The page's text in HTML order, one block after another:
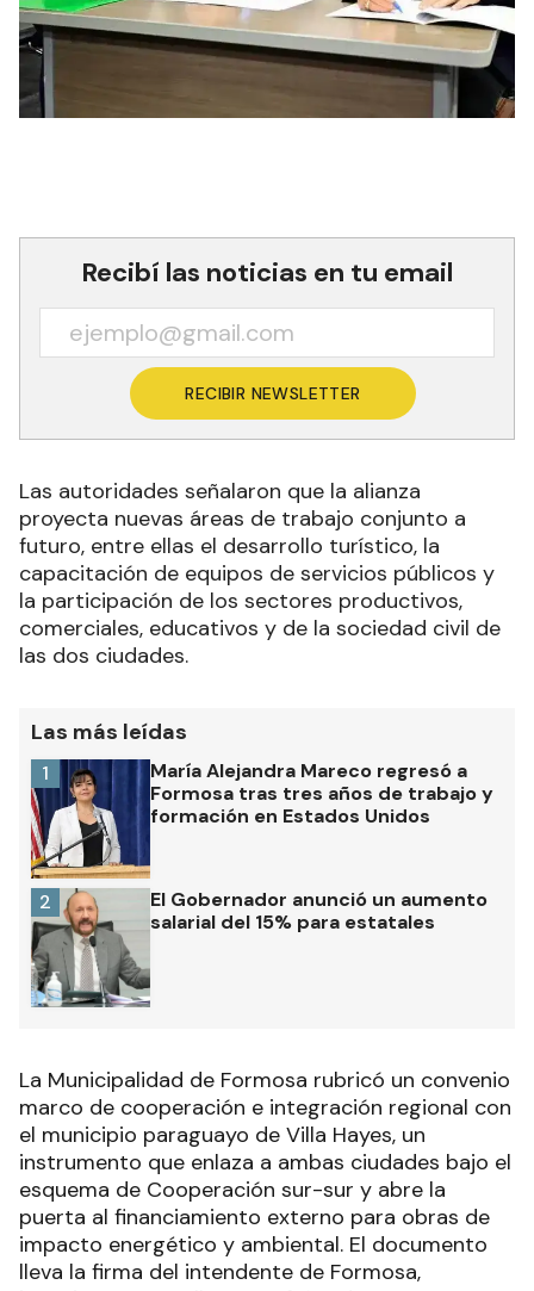
Recibí las noticias en tu email
RECIBIR NEWSLETTER
Las autoridades señalaron que la alianza
proyecta nuevas áreas de trabajo conjunto a
futuro, entre ellas el desarrollo turístico, la
capacitación de equipos de servicios públicos y
la participación de los sectores productivos,
comerciales, educativos y de la sociedad civil de
las dos ciudades.
Las más leídas
María Alejandra Mareco regresó a
Formosa tras tres años de trabajo y
formación en Estados Unidos
1
El Gobernador anunció un aumento
salarial del 15% para estatales
2
La Municipalidad de Formosa rubricó un convenio
marco de cooperación e integración regional con
el municipio paraguayo de Villa Hayes, un
instrumento que enlaza a ambas ciudades bajo el
esquema de Cooperación sur-sur y abre la
puerta al financiamiento externo para obras de
impacto energético y ambiental. El documento
lleva la firma del intendente de Formosa,